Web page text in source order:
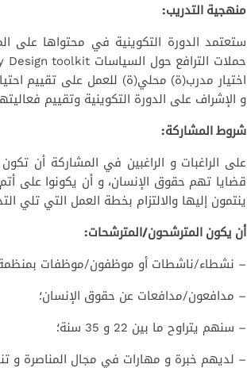
منهجية التدريب:
ستعتمد الدورة التكوينية في محتواها على
اختيار مدرب(ة) محلي(ة) للعمل على تقييم
و الإشراف على الدورة التكوينية وتقييم
شروط المشاركة:
على الراغبات و الراغبين في المشاركة أن
قضايا تهم حقوق الإنسان، و أن يكونوا على
ينتمون إليها والالتزام بخطة العمل التي تلي
أن يكون المترشحون/المترشحات:
– نشطاء/ناشطات أو موظفون/موظفات بمنظمة
– مدافعون/مدافعات عن حقوق الإنسان؛
– سنهم يتراوح ما بين 22 و 35 سنة؛
– لديهم خبرة و مهارات في مجال المناصرة و